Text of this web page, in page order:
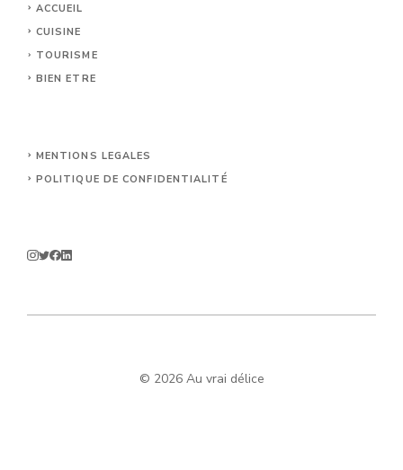
ACCUEIL
CUISINE
TOURISME
BIEN ETRE
MENTIONS LEGALES
POLITIQUE DE CONFIDENTIALITÉ
© 2026 Au vrai délice